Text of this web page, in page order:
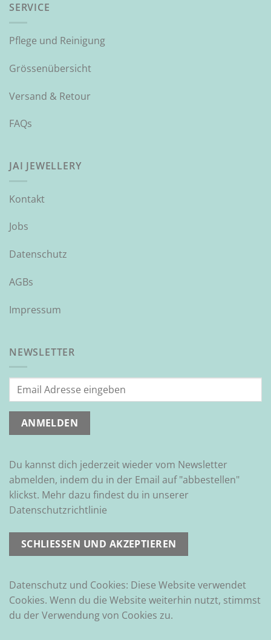
SERVICE
Pflege und Reinigung
Grössenübersicht
Versand & Retour
FAQs
JAI JEWELLERY
Kontakt
Jobs
Datenschutz
AGBs
Impressum
NEWSLETTER
Du kannst dich jederzeit wieder vom Newsletter
abmelden, indem du in der Email auf "abbestellen"
klickst. Mehr dazu findest du in unserer
Datenschutzrichtlinie
Datenschutz und Cookies: Diese Website verwendet
Cookies. Wenn du die Website weiterhin nutzt, stimmst
du der Verwendung von Cookies zu.